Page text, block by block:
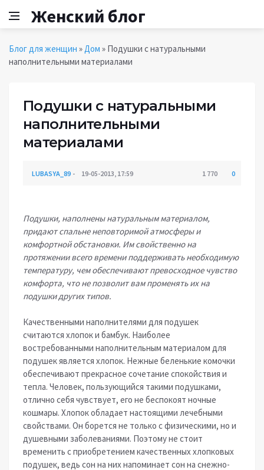
Женский блог
Блог для женщин »Дом » Подушки с натуральными
наполнительными материалами
Подушки с натуральными
наполнительными
материалами
LUBASYA_89 19-05-2013, 17:59 1 770 0
Подушки, наполнены натуральным материалом,
придают спальне неповторимой атмосферы и
комфортной обстановки. Им свойственно на
протяжении всего времени поддерживать необходимую
температуру, чем обеспечивают превосходное чувство
комфорта, что не позволит вам променять их на
подушки других типов.
Качественными наполнителями для подушек
считаются хлопок и бамбук. Наиболее
востребованными наполнительным материалом для
подушек является хлопок. Нежные беленькие комочки
обеспечивают прекрасное сочетание спокойствия и
тепла. Человек, пользующийся такими подушками,
отлично себя чувствует, его не беспокоят ночные
кошмары. Хлопок обладает настоящими лечебными
свойствами. Он борется не только с физическими, но и
душевными заболеваниями. Поэтому не стоит
временить с приобретением качественных хлопковых
подушек, ведь сон на них напоминает сон на снежно-